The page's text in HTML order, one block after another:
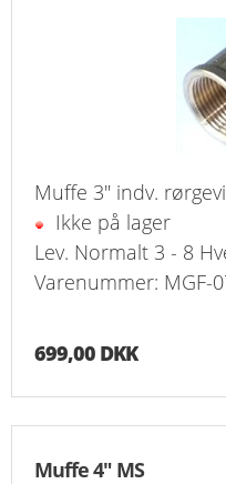
Muffe 3" indv.
Ikke på lager
Lev. Normalt 3 - 8
Varenummer: MGF-
699,00 DKK
Muffe 4" MS